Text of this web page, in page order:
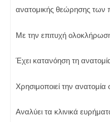
ανατομικής θεώρησης
Με την επιτυχή
Έχει κατανόηση τη
Χρησιμοποιεί την
Αναλύει τα κλινικά